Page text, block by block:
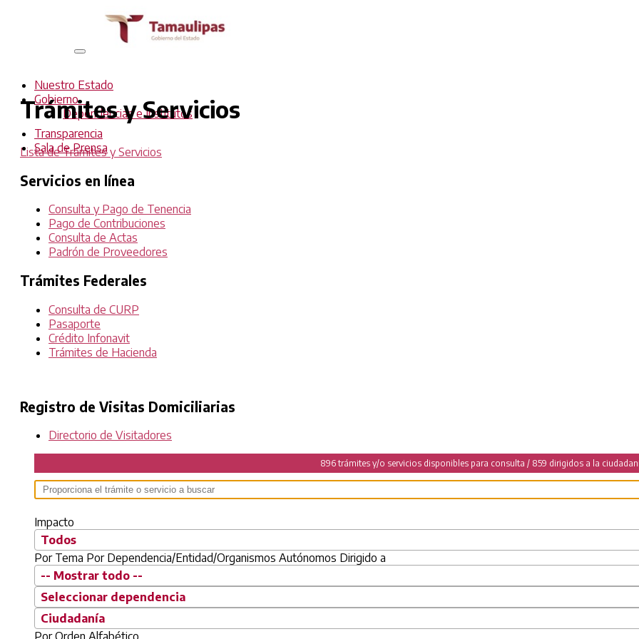
Interruptor
Navegación
Nuestro Estado
Gobierno
Dependencias e Institutos
Transparencia
Sala de Prensa
Trámites y Servicios
Lista de Trámites y Servicios
Servicios en línea
Consulta y Pago de Tenencia
Pago de Contribuciones
Consulta de Actas
Padrón de Proveedores
Trámites Federales
Consulta de CURP
Pasaporte
Crédito Infonavit
Trámites de Hacienda
Registro de Visitas Domiciliarias
Directorio de Visitadores
896 trámites y/o servicios disponibles para consulta / 859 dirigidos a la
Impacto
Todos
Por Tema Por Dependencia/Entidad/Organismos Autónomos Dirigido a
-- Mostrar todo --
Seleccionar dependencia
Ciudadanía